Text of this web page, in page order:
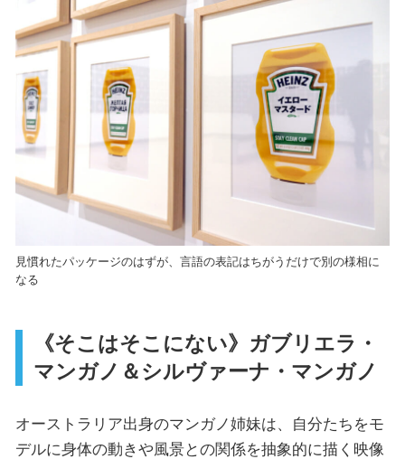
見慣れたパッケージのはずが、言語の表記はちがうだけで別の様相に
なる
《そこはそこにない》ガブリエラ・
マンガノ＆シルヴァーナ・マンガノ
オーストラリア出身のマンガノ姉妹は、自分たちをモ
デルに身体の動きや風景との関係を抽象的に描く映像